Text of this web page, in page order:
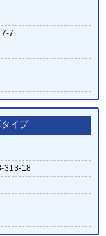
7
イプ
313-18